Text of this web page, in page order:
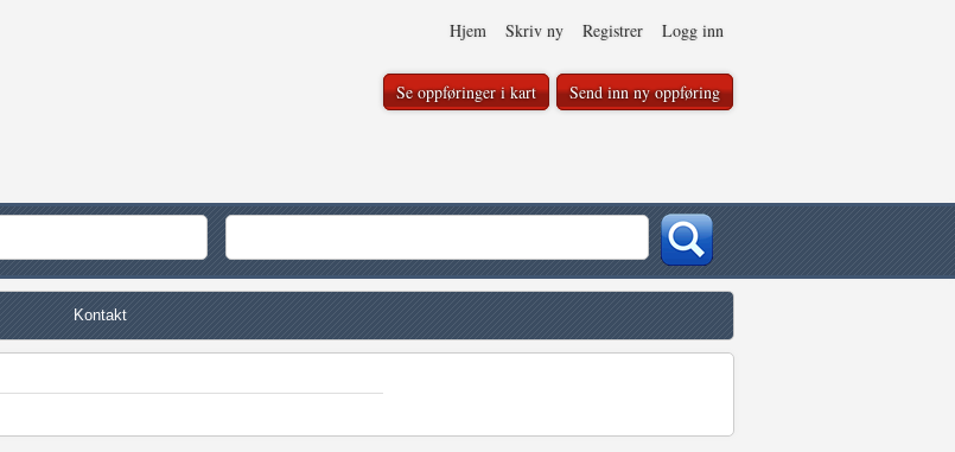
Hjem Skriv ny Registrer Logg inn
Se oppføringer i kart Send inn ny oppføring
Kontakt